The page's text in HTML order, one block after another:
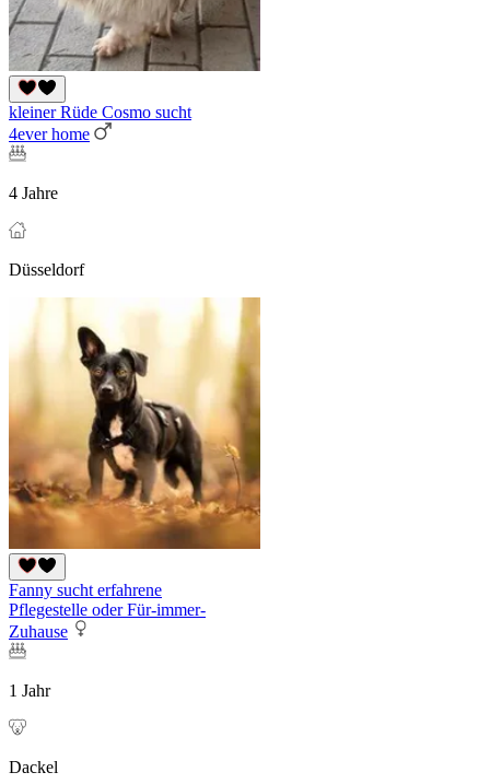
kleiner Rüde Cosmo sucht
4ever home
4 Jahre
Düsseldorf
Fanny sucht erfahrene
Pflegestelle oder Für-immer-
Zuhause
1 Jahr
Dackel